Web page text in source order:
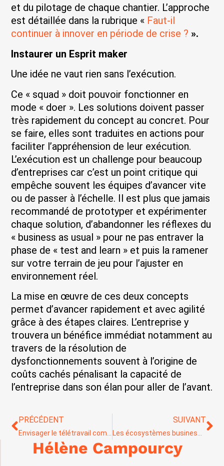
et du pilotage de chaque chantier. L’approche
est détaillée dans la rubrique « Faut-il
continuer à innover en période de crise ? ».
Instaurer un Esprit maker
Une idée ne vaut rien sans l’exécution.
Ce « squad » doit pouvoir fonctionner en
mode « doer ». Les solutions doivent passer
très rapidement du concept au concret. Pour
se faire, elles sont traduites en actions pour
faciliter l’appréhension de leur exécution.
L’exécution est un challenge pour beaucoup
d’entreprises car c’est un point critique qui
empêche souvent les équipes d’avancer vite
ou de passer à l’échelle. Il est plus que jamais
recommandé de prototyper et expérimenter
chaque solution, d’abandonner les réflexes du
« business as usual » pour ne pas entraver la
phase de « test and learn » et puis la ramener
sur votre terrain de jeu pour l’ajuster en
environnement réel.
La mise en œuvre de ces deux concepts
permet d’avancer rapidement et avec agilité
grâce à des étapes claires. L’entreprise y
trouvera un bénéfice immédiat notamment au
travers de la résolution de
dysfonctionnements souvent à l’origine de
coûts cachés pénalisant la capacité de
l’entreprise dans son élan pour aller de l’avant.
PRÉCÉDENT
Envisager le télétravail comme une nouvelle façon de travailler ?
SUIVANT
Les écosystèmes business : une réponse à la crise ? (2/2)
Hélène Campourcy